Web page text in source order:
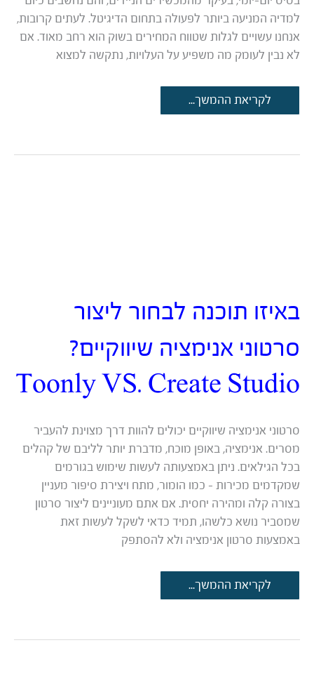
למדיה המניעה ביותר לפעולה בתחום הדיגיטל. לעתים קרובות,
אנחנו עשויים לגלות שטווח המחירים בשוק הוא רחב מאוד. אם
לא נבין לעומק מה משפיע על העלויות, נתקשה למצוא
עלות
הפקת
למה
לקריאת ההמשך...
באיזו תוכנה לבחור ליצור
סרטוני אנימציה שיווקיים?
Toonly VS. Create Studio
סרטוני אנימציה שיווקיים יכולים להוות דרך מצוינת להעביר
מסרים. אנימציה, באופן מוכח, מדברת יותר לליבם של קהלים
בכל הגילאים. ניתן באמצעותה לעשות שימוש בגורמים
שמקדמים מכירות – כמו הומור, מתח ויצירת סיפור מעניין
בצורה קלה ומהירה יחסית. אם אתם מעוניינים ליצור סרטון
שמסביר נושא כלשהו, תמיד כדאי לשקל לעשות זאת
באמצעות סרטון אנימציה ולא להסתפק
באיזו
תוכנה
סרטוני
לקריאת ההמשך...